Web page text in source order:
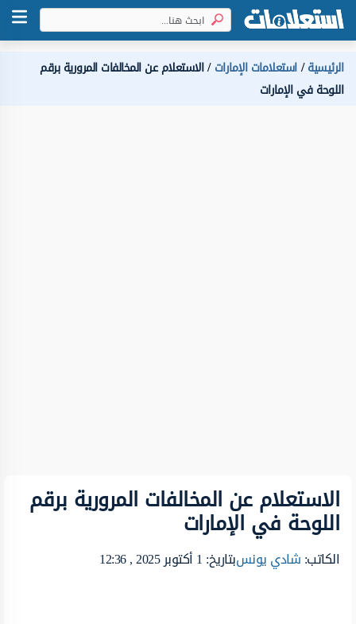
الرئيسية استعلامات الإمارات الاستعلام عن المخالفات المرورية برقم
اللوحة في الإمارات
الاستعلام عن المخالفات المرورية برقم
اللوحة في الإمارات
الكاتب:شادي يونسبتاريخ: 1 أكتوبر 2025 , 12:36